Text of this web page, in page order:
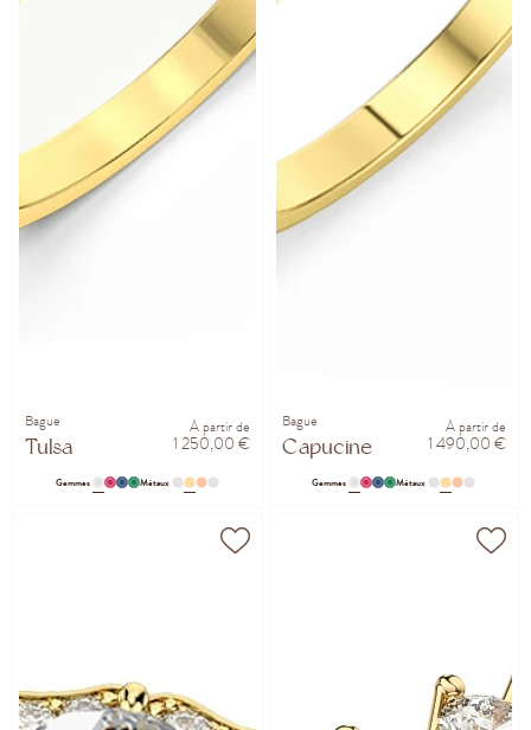
Bague
Tulsa
À partir de
1 250,00 €
Gemmes Métaux
Bague
Capucine
À partir de
1 490,00 €
Gemmes Métaux